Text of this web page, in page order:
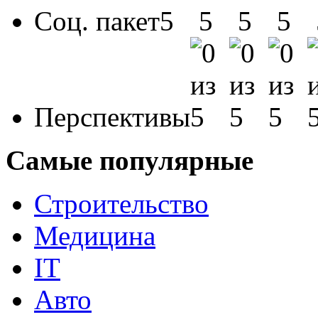
Соц. пакет
Перспективы
Самые популярные
Строительство
Медицина
IT
Авто